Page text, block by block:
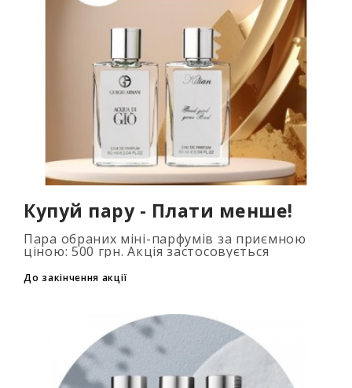
Купуй пару - Плати менше!
Пара обраних міні-парфумів за приємною
ціною: 500 грн. Акція застосовується
автоматично при додаванні 2 та більше
флаконів у кошик. Кількість товарів
обмежена..
До закінчення акції